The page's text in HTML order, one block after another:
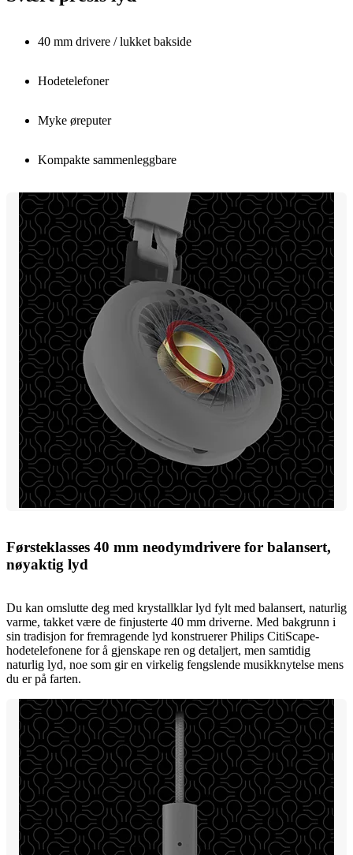
40 mm drivere / lukket bakside
Hodetelefoner
Myke øreputer
Kompakte sammenleggbare
Førsteklasses 40 mm neodymdrivere for balansert,
nøyaktig lyd
Du kan omslutte deg med krystallklar lyd fylt med balansert, naturlig
varme, takket være de finjusterte 40 mm driverne. Med bakgrunn i
sin tradisjon for fremragende lyd konstruerer Philips CitiScape-
hodetelefonene for å gjenskape ren og detaljert, men samtidig
naturlig lyd, noe som gir en virkelig fengslende musikknytelse mens
du er på farten.